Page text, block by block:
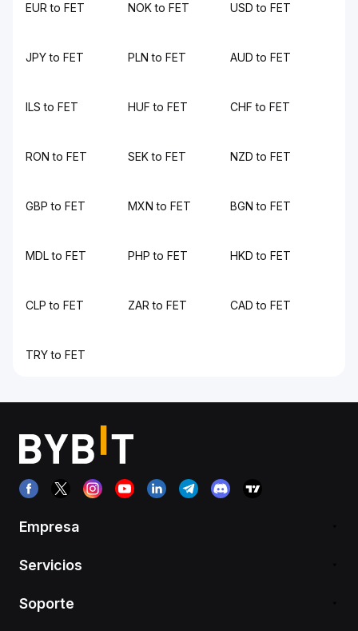
EUR to FET NOK to FET USD to FET
JPY to FET PLN to FET AUD to FET
ILS to FET HUF to FET CHF to FET
RON to FET SEK to FET NZD to FET
GBP to FET MXN to FET BGN to FET
MDL to FET PHP to FET HKD to FET
CLP to FET ZAR to FET CAD to FET
TRY to FET
Empresa
Servicios
Soporte